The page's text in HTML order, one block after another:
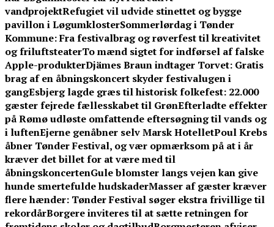
vandprojektRefugiet vil udvide stinettet og bygge
pavillon i LøgumklosterSommerlørdag i Tønder
Kommune: Fra festivalbrag og røverfest til kreativitet
og friluftsteaterTo mænd sigtet for indførsel af falske
Apple-produkterDjämes Braun indtager Torvet: Gratis
brag af en åbningskoncert skyder festivalugen i
gangEsbjerg lagde græs til historisk folkefest: 22.000
gæster fejrede fællesskabet til GrønEfterladte effekter
på Rømø udløste omfattende eftersøgning til vands og
i luftenEjerne genåbner selv Marsk HotelletPoul Krebs
åbner Tønder Festival, og vær opmærksom på at i år
kræver det billet for at være med til
åbningskoncertenGule blomster langs vejen kan give
hunde smertefulde hudskaderMasser af gæster kræver
flere hænder: Tønder Festival søger ekstra frivillige til
rekordårBorgere inviteres til at sætte retningen for